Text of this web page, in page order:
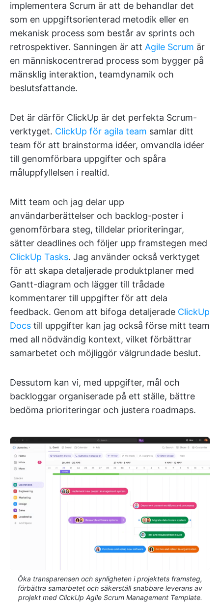
implementera Scrum är att de behandlar det
som en uppgiftsorienterad metodik eller en
mekanisk process som består av sprints och
retrospektiver. Sanningen är att Agile Scrum är
en människocentrerad process som bygger på
mänsklig interaktion, teamdynamik och
beslutsfattande.
Det är därför ClickUp är det perfekta Scrum-
verktyget. ClickUp för agila team samlar ditt
team för att brainstorma idéer, omvandla idéer
till genomförbara uppgifter och spåra
måluppfyllelsen i realtid.
Mitt team och jag delar upp
användarberättelser och backlog-poster i
genomförbara steg, tilldelar prioriteringar,
sätter deadlines och följer upp framstegen med
ClickUp Tasks. Jag använder också verktyget
för att skapa detaljerade produktplaner med
Gantt-diagram och lägger till trådade
kommentarer till uppgifter för att dela
feedback. Genom att bifoga detaljerade ClickUp
Docs till uppgifter kan jag också förse mitt team
med all nödvändig kontext, vilket förbättrar
samarbetet och möjliggör välgrundade beslut.
Dessutom kan vi, med uppgifter, mål och
backloggar organiserade på ett ställe, bättre
bedöma prioriteringar och justera roadmaps.
Öka transparensen och synligheten i projektets framsteg,
förbättra samarbetet och säkerställ snabbare leverans av
projekt med ClickUp Agile Scrum Management Template.